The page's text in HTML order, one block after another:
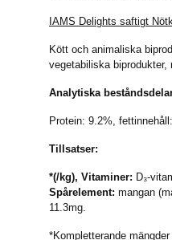
IAMS Delights saftigt
Kött och animaliska
vegetabiliska biprodukter,
Analytiska
Protein: 9.2%,
Tillsatser:
*(/kg), Vitaminer: D₃-
Spårelement: mangan
11.3mg.
*Kompletterande